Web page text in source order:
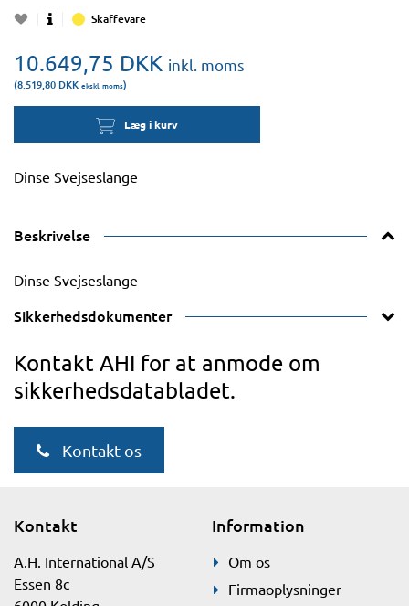
Skaffevare
10.649,75 DKK inkl. moms
(8.519,80 DKK ekskl. moms)
Læg i kurv
Dinse Svejseslange
Beskrivelse
Dinse Svejseslange
Sikkerhedsdokumenter
Kontakt AHI for at anmode om
sikkerhedsdatabladet.
Kontakt os
Kontakt
A.H. International A/S
Essen 8c
Information
Om os
Firmaoplysninger